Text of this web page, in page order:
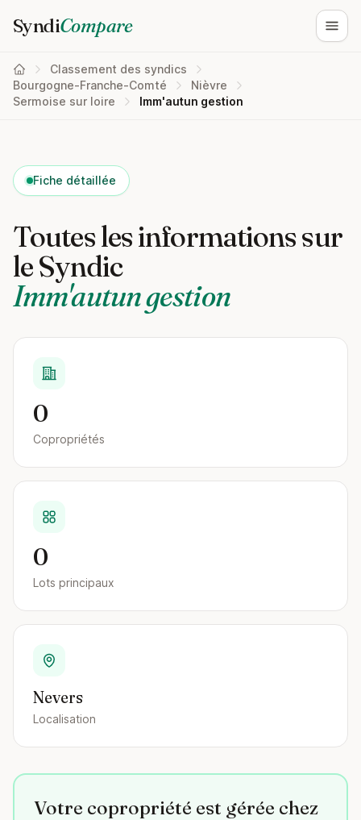
SyndiCompare
Classement des syndics
Bourgogne-Franche-Comté
Nièvre
Sermoise sur loire
Imm'autun gestion
Fiche détaillée
Toutes les informations sur
le Syndic
Imm'autun gestion
0
Copropriétés
0
Lots principaux
Nevers
Localisation
Votre copropriété est gérée chez